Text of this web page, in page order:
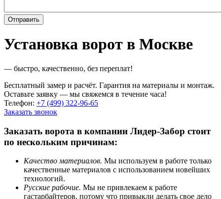
Установка ворот в Москве
— быстро, качественно, без переплат!
Бесплатный замер и расчёт. Гарантия на материалы и монтаж.
Оставьте заявку — мы свяжемся в течение часа!
Телефон: +7 (499) 322-96-65
Заказать звонок
Заказать ворота в компании Лидер-Забор стоит
по нескольким причинам:
Качество материалов. Мы используем в работе только
качественные материалов с использованием новейших
технологий.
Русские рабочие. Мы не привлекаем к работе
гастарбайтеров, потому что привыкли делать свое дело